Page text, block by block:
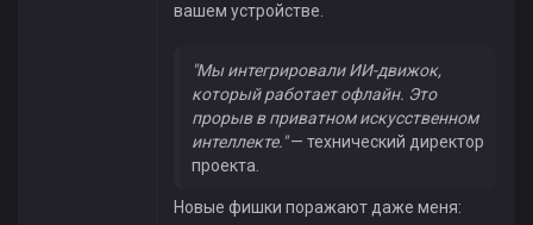
вашем устройстве.
"Мы интегрировали ИИ-движок,
который работает офлайн. Это
прорыв в приватном искусственном
интеллекте."— технический директор
проекта.
Новые фишки поражают даже меня: